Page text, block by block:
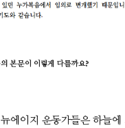
본문이 이렇게 다를까요?
에이지 운동가들은 하늘에